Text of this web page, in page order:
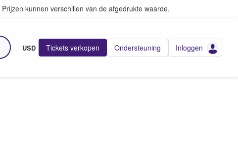
Prijzen kunnen verschillen van de afgedrukte waarde.
USD Tickets verkopen Ondersteuning Inloggen